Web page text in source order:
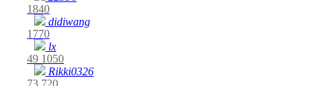
1840
didiwang
1770
lx
49 1050
Rikki0326